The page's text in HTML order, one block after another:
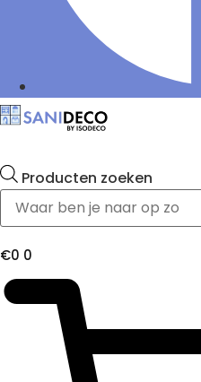
Producten zoeken
€0 0